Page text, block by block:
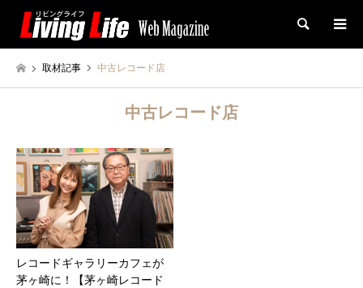
検索
取材記事 中古レコード店
中古レコード店
レコードギャラリーカフェが
茅ヶ崎に！【茅ヶ崎レコード